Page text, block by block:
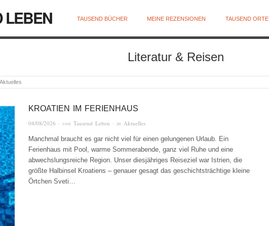
LEBEN TAUSEND BÜCHER MEINE REZENSIONEN TAUSEND ORTE
Literatur & Reisen
Aktuelles
KROATIEN IM FERIENHAUS
04/08/2026 · von Tausend Leben · in Aktuelles
Manchmal braucht es gar nicht viel für einen gelungenen Urlaub. Ein
Ferienhaus mit Pool, warme Sommerabende, ganz viel Ruhe und eine
abwechslungsreiche Region. Unser diesjähriges Reiseziel war Istrien, die
größte Halbinsel Kroatiens – genauer gesagt das geschichtsträchtige kleine
Örtchen Sveti…